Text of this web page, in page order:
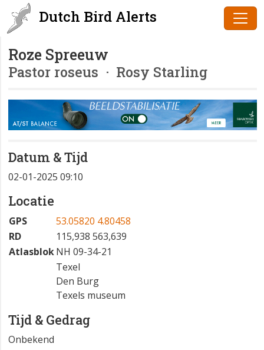
Dutch Bird Alerts
Roze Spreeuw
Pastor roseus · Rosy Starling
Datum & Tijd
02-01-2025 09:10
Locatie
GPS
53.05820 4.80458
RD
115,938 563,639
AtlasblokNH 09-34-21
Texel
Den Burg
Texels museum
Tijd & Gedrag
Onbekend